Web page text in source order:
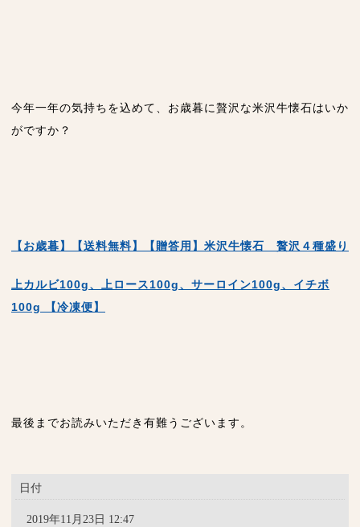
今年一年の気持ちを込めて、お歳暮に贅沢な米沢牛懐石はいか
がですか？
【お歳暮】【送料無料】【贈答用】米沢牛懐石 贅沢４種盛り
上カルビ100g、上ロース100g、サーロイン100g、イチボ
100g 【冷凍便】
最後までお読みいただき有難うございます。
日付
2019年11月23日 12:47